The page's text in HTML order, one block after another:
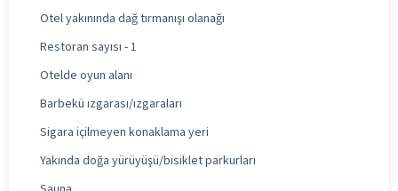
Otel yakınında dağ tırmanışı olanağı
Restoran sayısı - 1
Otelde oyun alanı
Barbekü ızgarası/ızgaraları
Sigara içilmeyen konaklama yeri
Yakında doğa yürüyüşü/bisiklet parkurları